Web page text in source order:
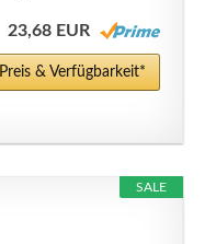
23,68 EUR
Preis & Verfügbarkeit*
SALE